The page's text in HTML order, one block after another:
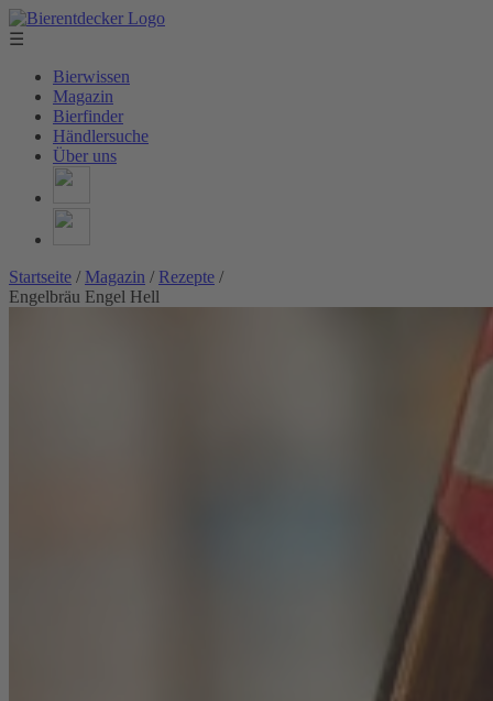
☰
Bierwissen
Magazin
Bierfinder
Händlersuche
Über uns
Startseite / Magazin / Rezepte /
Engelbräu Engel Hell